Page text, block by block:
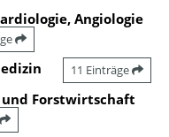
Angiologie
11 Einträge
und Forstwirtschaft